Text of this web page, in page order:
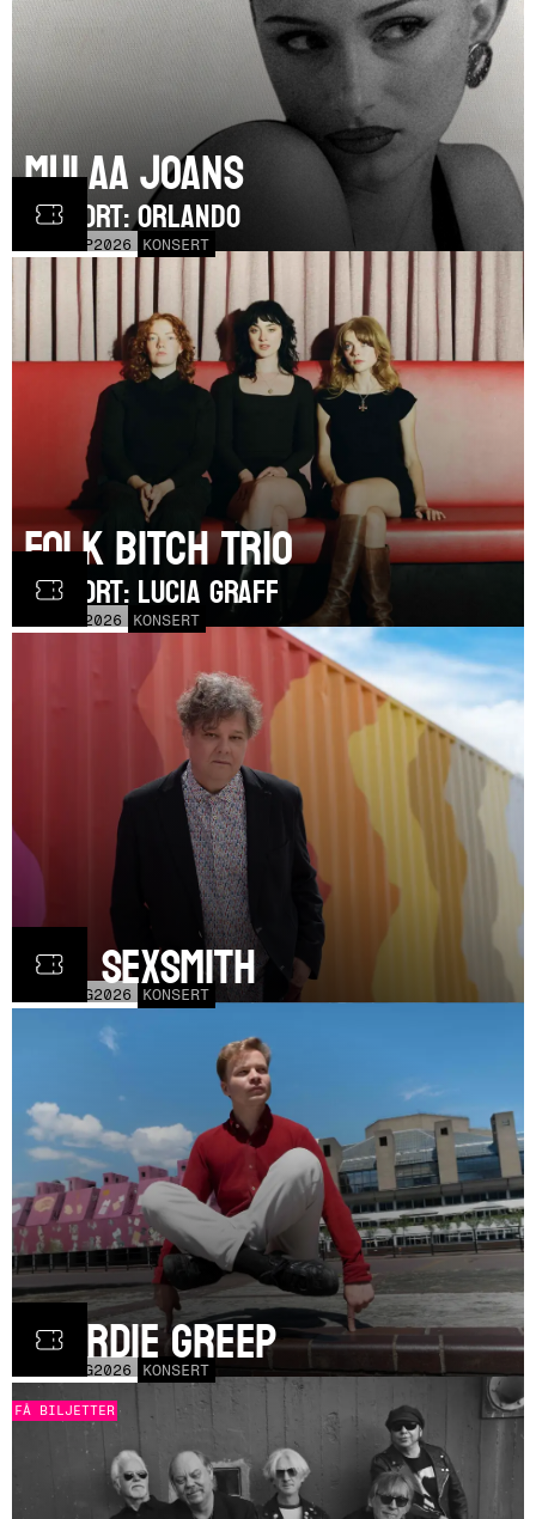
SEP2026 KONSERT
Mulaa Joans
SUPPORT: Orlando
2026 KONSERT
Folk Bitch Trio
SUPPORT: Lucia Graff
AUG2026 KONSERT
Ron Sexsmith
AUG2026 KONSERT
FÅ BILJETTER
Geordie Greep